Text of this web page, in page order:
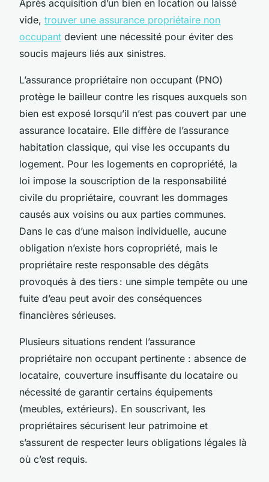
Après acquisition d’un bien en location ou laissé
vide, trouver une assurance propriétaire non
occupant devient une nécessité pour éviter des
soucis majeurs liés aux sinistres.
L’assurance propriétaire non occupant (PNO)
protège le bailleur contre les risques auxquels son
bien est exposé lorsqu’il n’est pas couvert par une
assurance locataire. Elle diffère de l’assurance
habitation classique, qui vise les occupants du
logement. Pour les logements en copropriété, la
loi impose la souscription de la responsabilité
civile du propriétaire, couvrant les dommages
causés aux voisins ou aux parties communes.
Dans le cas d’une maison individuelle, aucune
obligation n’existe hors copropriété, mais le
propriétaire reste responsable des dégâts
provoqués à des tiers : une simple tempête ou une
fuite d’eau peut avoir des conséquences
financières sérieuses.
Plusieurs situations rendent l’assurance
propriétaire non occupant pertinente : absence de
locataire, couverture insuffisante du locataire ou
nécessité de garantir certains équipements
(meubles, extérieurs). En souscrivant, les
propriétaires sécurisent leur patrimoine et
s’assurent de respecter leurs obligations légales là
où c’est requis.